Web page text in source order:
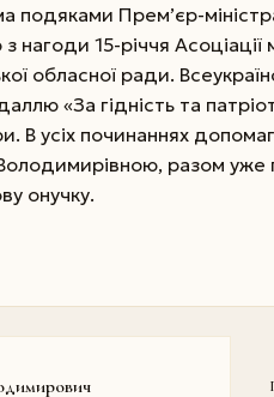
подяками Прем’єр-
нагоди 15-річчя Асоціації
обласної ради.
«За гідність та
В усіх починаннях
разом уже
онучку.